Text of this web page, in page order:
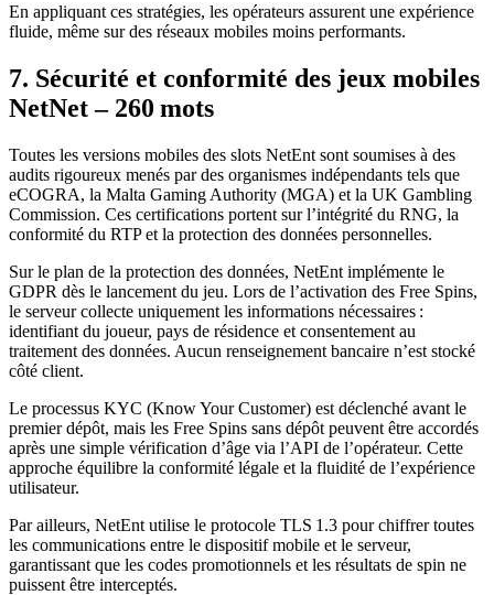
En appliquant ces stratégies, les opérateurs assurent une expérience
fluide, même sur des réseaux mobiles moins performants.
7. Sécurité et conformité des jeux mobiles
NetNet – 260 mots
Toutes les versions mobiles des slots NetEnt sont soumises à des
audits rigoureux menés par des organismes indépendants tels que
eCOGRA, la Malta Gaming Authority (MGA) et la UK Gambling
Commission. Ces certifications portent sur l’intégrité du RNG, la
conformité du RTP et la protection des données personnelles.
Sur le plan de la protection des données, NetEnt implémente le
GDPR dès le lancement du jeu. Lors de l’activation des Free Spins,
le serveur collecte uniquement les informations nécessaires :
identifiant du joueur, pays de résidence et consentement au
traitement des données. Aucun renseignement bancaire n’est stocké
côté client.
Le processus KYC (Know Your Customer) est déclenché avant le
premier dépôt, mais les Free Spins sans dépôt peuvent être accordés
après une simple vérification d’âge via l’API de l’opérateur. Cette
approche équilibre la conformité légale et la fluidité de l’expérience
utilisateur.
Par ailleurs, NetEnt utilise le protocole TLS 1.3 pour chiffrer toutes
les communications entre le dispositif mobile et le serveur,
garantissant que les codes promotionnels et les résultats de spin ne
puissent être interceptés.